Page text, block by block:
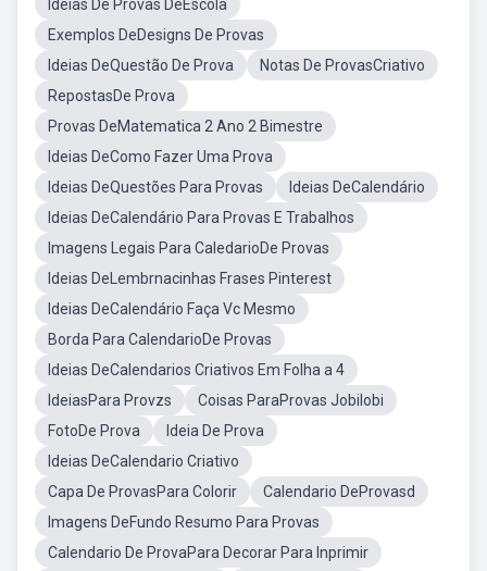
Ideias De Provas DeEscola
Exemplos DeDesigns De Provas
Ideias DeQuestão De Prova
Notas De ProvasCriativo
RepostasDe Prova
Provas DeMatematica 2 Ano 2 Bimestre
Ideias DeComo Fazer Uma Prova
Ideias DeQuestões Para Provas
Ideias DeCalendário
Ideias DeCalendário Para Provas E Trabalhos
Imagens Legais Para CaledarioDe Provas
Ideias DeLembrnacinhas Frases Pinterest
Ideias DeCalendário Faça Vc Mesmo
Borda Para CalendarioDe Provas
Ideias DeCalendarios Criativos Em Folha a 4
IdeiasPara Provzs
Coisas ParaProvas Jobilobi
FotoDe Prova
Ideia De Prova
Ideias DeCalendario Criativo
Capa De ProvasPara Colorir
Calendario DeProvasd
Imagens DeFundo Resumo Para Provas
Calendario De ProvaPara Decorar Para Inprimir